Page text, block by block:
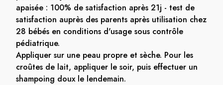
apaisée : 100% de satisfaction après 21j - test de
satisfaction auprès des parents après utilisation chez
28 bébés en conditions d'usage sous contrôle
pédiatrique.
Appliquer sur une peau propre et sèche. Pour les
croûtes de lait, appliquer le soir, puis effectuer un
shampoing doux le lendemain.